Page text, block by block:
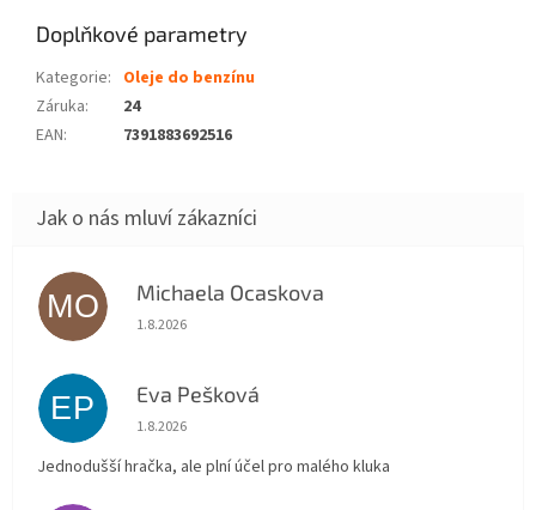
Doplňkové parametry
Kategorie: Oleje do benzínu
Záruka:
24
EAN: 7391883692516
MO Michaela Ocaskova
Hodnocení obchodu je 5 z 5 hvězdiček.
1.8.2026
EP Eva Pešková
Hodnocení obchodu je 5 z 5 hvězdiček.
1.8.2026
Jednodušší hračka, ale plní účel pro malého kluka